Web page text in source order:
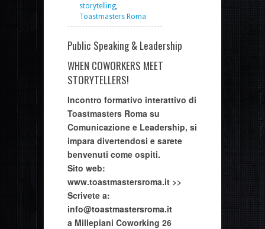
storytelling
Toastmasters Roma
Public Speaking & Leadership
WHEN COWORKERS MEET
STORYTELLERS!
Incontro formativo interattivo di
Toastmasters Roma su
Comunicazione e Leadership, si
impara divertendosi e sarete
benvenuti come ospiti.
Sito web:
www.toastmastersroma.it >>
Scrivete a:
info@toastmastersroma.it
a Millepiani Coworking 26